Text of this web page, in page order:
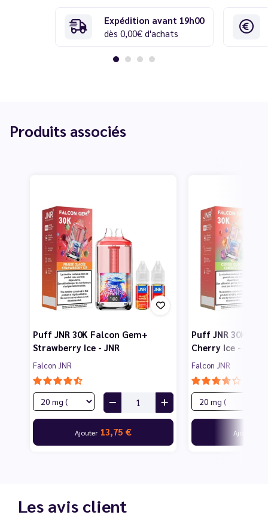
Expédition avant 19h00
dès 0,00€ d'achats
Produits associés
Puff JNR 30K Falcon Gem+
Strawberry Ice - JNR
Falcon JNR
Ajouter 13,75 €
Puff JNR 30K
Cherry Ice - JNR
Falcon JNR
Ajouter
Les avis client